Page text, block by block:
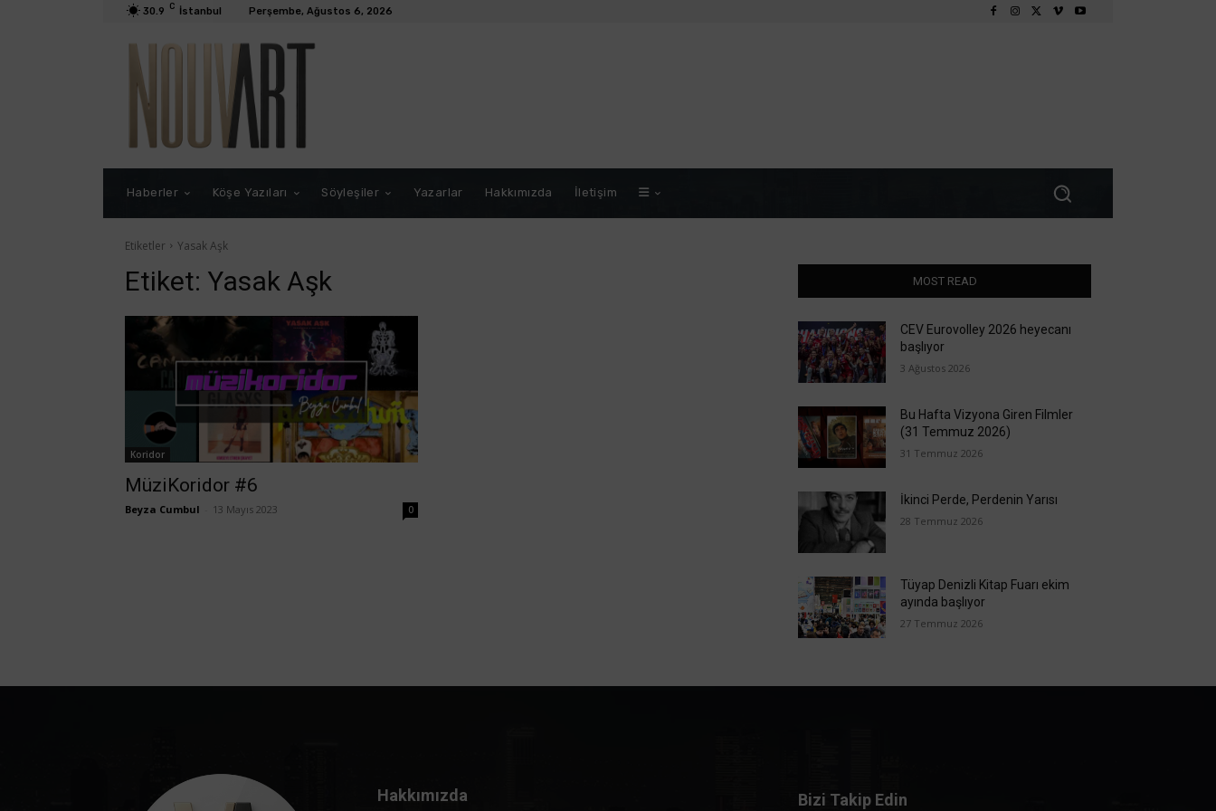
30.9 C İstanbul Perşembe, Ağustos 6, 2026
Haberler Köşe Yazıları Söyleşiler Yazarlar Hakkımızda İletişim
Etiketler Yasak Aşk
Etiket: Yasak Aşk
Koridor
MüziKoridor #6
Beyza Cumbul 13 Mayıs 2023 0
MOST READ
CEV Eurovolley 2026 heyecanı
başlıyor
3 Ağustos 2026
Bu Hafta Vizyona Giren Filmler
(31 Temmuz 2026)
31 Temmuz 2026
İkinci Perde, Perdenin Yarısı
28 Temmuz 2026
Tüyap Denizli Kitap Fuarı ekim
ayında başlıyor
27 Temmuz 2026
Hakkımızda Bizi Takip Edin